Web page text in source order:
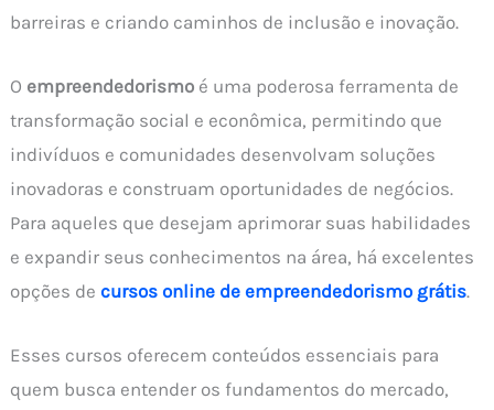
barreiras e criando caminhos de inclusão e inovação.
O empreendedorismo é uma poderosa ferramenta de
transformação social e econômica, permitindo que
indivíduos e comunidades desenvolvam soluções
inovadoras e construam oportunidades de negócios.
Para aqueles que desejam aprimorar suas habilidades
e expandir seus conhecimentos na área, há excelentes
opções decursos online de empreendedorismo grátis.
Esses cursos oferecem conteúdos essenciais para
quem busca entender os fundamentos do mercado,